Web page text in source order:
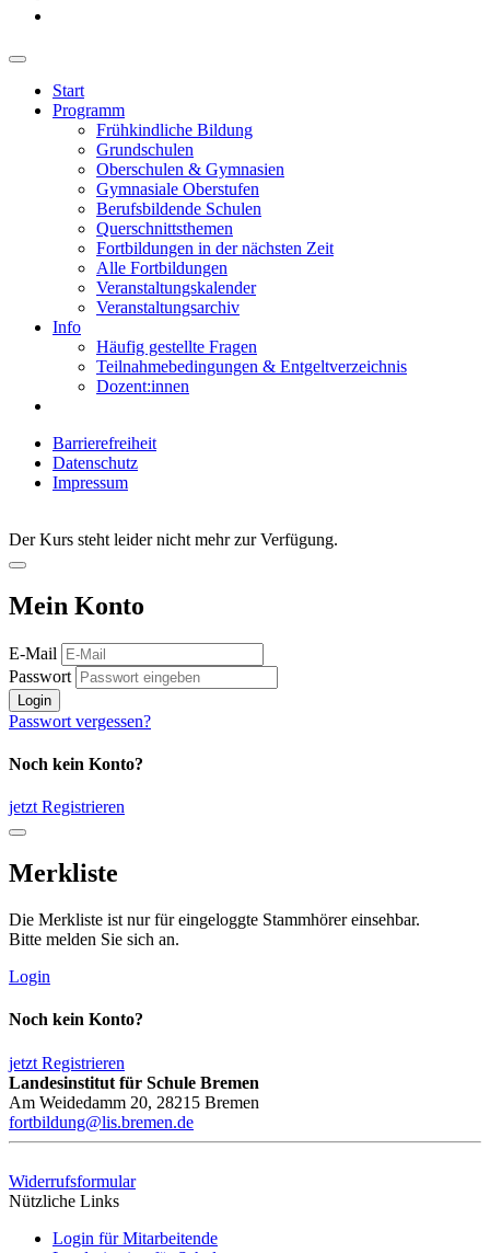
Start
Programm
Frühkindliche Bildung
Grundschulen
Oberschulen & Gymnasien
Gymnasiale Oberstufen
Berufsbildende Schulen
Querschnittsthemen
Fortbildungen in der nächsten Zeit
Alle Fortbildungen
Veranstaltungskalender
Veranstaltungsarchiv
Info
Häufig gestellte Fragen
Teilnahmebedingungen & Entgeltverzeichnis
Dozent:innen
Barrierefreiheit
Datenschutz
Impressum
Der Kurs steht leider nicht mehr zur Verfügung.
Mein Konto
E-Mail
Passwort
Login
Passwort vergessen?
Noch kein Konto?
jetzt Registrieren
Merkliste
Die Merkliste ist nur für eingeloggte Stammhörer einsehbar.
Bitte melden Sie sich an.
Login
Noch kein Konto?
jetzt Registrieren
Landesinstitut für Schule Bremen
Am Weidedamm 20, 28215 Bremen
fortbildung@lis.bremen.de
Widerrufsformular
Nützliche Links
Login für Mitarbeitende